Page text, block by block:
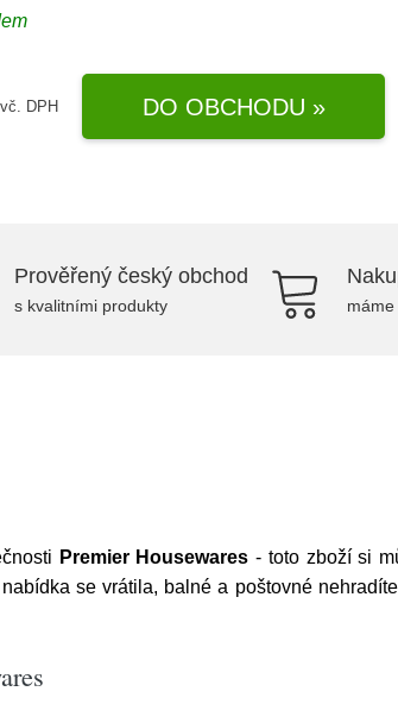
vč. DPH DO OBCHODU »
Prověřený český obchod
s kvalitními produkty
Premier Housewares - toto zboží si
se vrátila, balné a poštovné